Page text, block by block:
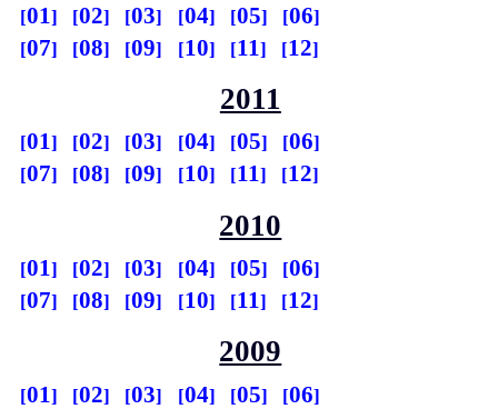
01 02 03 04 05
06
07
08 09 10 11 12
2011
01 02 03 04 05
06
07
08 09 10 11 12
2010
01 02 03 04 05
06
07
08 09 10 11 12
2009
01 02 03 04 05
06